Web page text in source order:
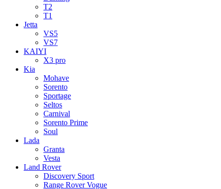
T2
T1
Jetta
VS5
VS7
KAIYI
X3 pro
Kia
Mohave
Sorento
Sportage
Seltos
Carnival
Sorento Prime
Soul
Lada
Granta
Vesta
Land Rover
Discovery Sport
Range Rover Vogue